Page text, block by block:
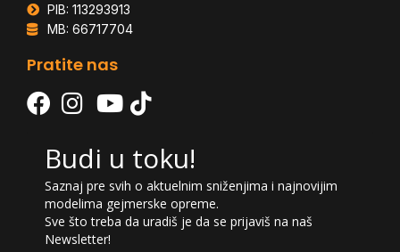
PIB: 113293913
MB: 66717704
Pratite nas
Budi u toku!
Saznaj pre svih o aktuelnim sniženjima i najnovijim
modelima gejmerske opreme.
Sve što treba da uradiš je da se prijaviš na naš
Newsletter!